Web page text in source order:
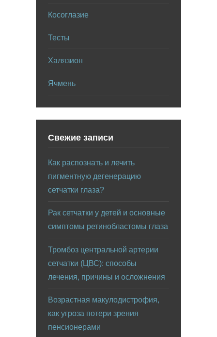
Косоглазие
Тесты
Халязион
Ячмень
Свежие записи
Как распознать и лечить
пигментную дегенерацию
сетчатки глаза?
Рак сетчатки у детей и основные
симптомы ретинобластомы глаза
Тромбоз центральной артерии
сетчатки (ЦВС): способы
лечения, причины и осложнения
Возрастная макулодистрофия,
как угроза потери зрения
пенсионерами